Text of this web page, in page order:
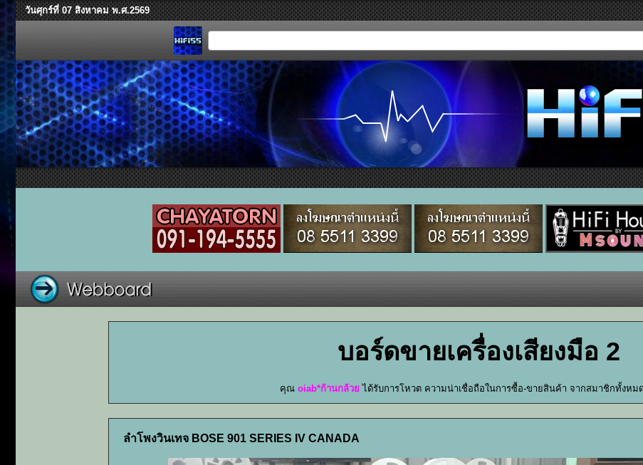
วันศุกร์ที่ 07 สิงหาคม พ.ศ.2569
บอร์ดขายเครื่องเสียงมือ 2
คุณ oiab*ก้านกล้วย ได้รับการโหวต ความน่าเชื่อถือในการซื้อ-ขายสินค้า จากสมาชิกทั้งหม
ลำโพงวินเทจ BOSE 901 SERIES IV CANADA